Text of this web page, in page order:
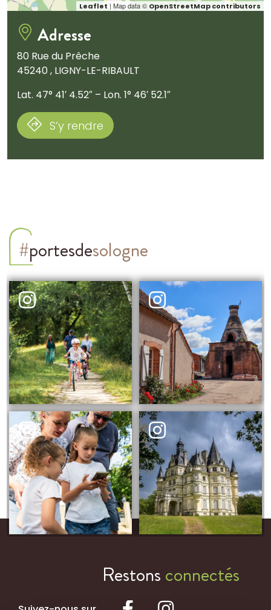
Leaflet | Map data © OpenStreetMap contributors
Adresse
80 Rue du Prêche
45240 , LIGNY-LE-RIBAULT
Lat. 47° 41′ 4.52″ – Lon. 1° 46′ 52.1″
S’y rendre
#portesdesologne
Restonsconnectés